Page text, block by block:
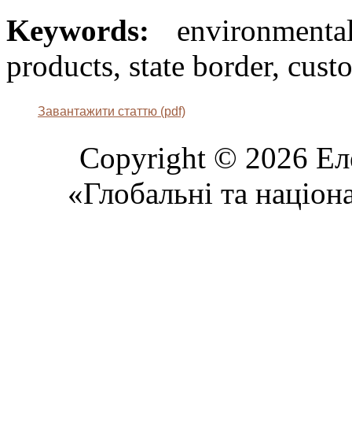
Keywords:
products, state border,
Завантажити статтю (pdf)
Copyright © 2026
«Глобальні та